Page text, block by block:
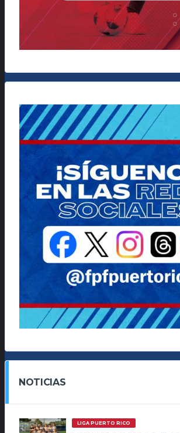
NOTICIAS
LIGA PUERTO RICO